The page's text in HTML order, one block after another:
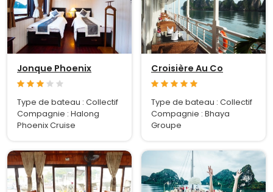
Jonque Phoenix
Type de bateau : Collectif
Compagnie : Halong
Phoenix Cruise
Croisière Au Co
Type de bateau : Collectif
Compagnie : Bhaya
Groupe